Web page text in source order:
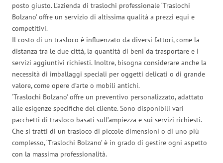
posto giusto. L’azienda di traslochi professionale ‘Traslochi
Bolzano’ offre un servizio di altissima qualità a prezzi equi e
competitivi.
Il costo di un trasloco è influenzato da diversi fattori, come la
distanza tra le due città, la quantità di beni da trasportare e i
servizi aggiuntivi richiesti. Inoltre, bisogna considerare anche la
necessità di imballaggi speciali per oggetti delicati o di grande
valore, come opere d’arte o mobili antichi.
‘Traslochi Bolzano’ offre un preventivo personalizzato, adattato
alle esigenze specifiche del cliente. Sono disponibili vari
pacchetti di trasloco basati sull’ampiezza e sui servizi richiesti.
Che si tratti di un trasloco di piccole dimensioni o di uno più
complesso, ‘Traslochi Bolzano’ è in grado di gestire ogni aspetto
con la massima professionalità.